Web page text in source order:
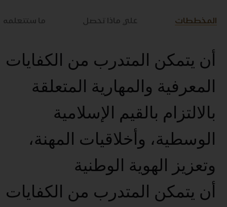
المخططات علي ماذا تحصل ما ستتعلمه
أن يتمكن المتدرب من الكفايات
المعرفية والمهارية المتعلقة
بالالتزام بالقيم الإسلامية
الوسطية، وأخلاقيات المهنة،
وتعزيز الهوية الوطنية
أن يتمكن المتدرب من الكفايات